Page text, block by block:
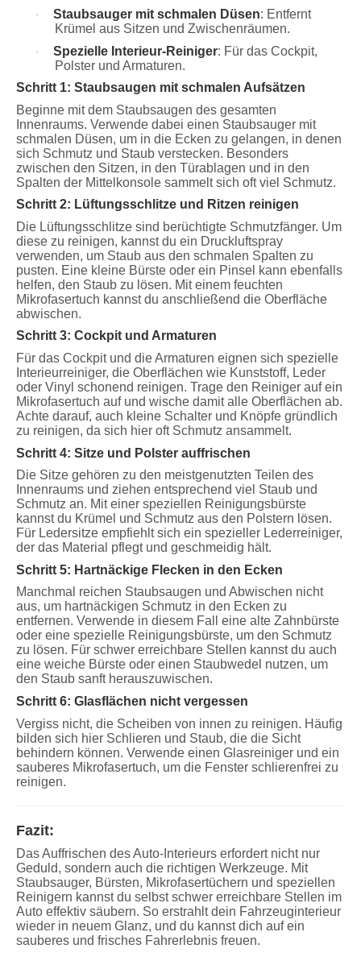
· Staubsauger mit schmalen Düsen: Entfernt
Krümel aus Sitzen und Zwischenräumen.
· Spezielle Interieur-Reiniger: Für das Cockpit,
Polster und Armaturen.
Schritt 1: Staubsaugen mit schmalen Aufsätzen
Beginne mit dem Staubsaugen des gesamten
Innenraums. Verwende dabei einen Staubsauger mit
schmalen Düsen, um in die Ecken zu gelangen, in denen
sich Schmutz und Staub verstecken. Besonders
zwischen den Sitzen, in den Türablagen und in den
Spalten der Mittelkonsole sammelt sich oft viel Schmutz.
Schritt 2: Lüftungsschlitze und Ritzen reinigen
Die Lüftungsschlitze sind berüchtigte Schmutzfänger. Um
diese zu reinigen, kannst du ein Druckluftspray
verwenden, um Staub aus den schmalen Spalten zu
pusten. Eine kleine Bürste oder ein Pinsel kann ebenfalls
helfen, den Staub zu lösen. Mit einem feuchten
Mikrofasertuch kannst du anschließend die Oberfläche
abwischen.
Schritt 3: Cockpit und Armaturen
Für das Cockpit und die Armaturen eignen sich spezielle
Interieurreiniger, die Oberflächen wie Kunststoff, Leder
oder Vinyl schonend reinigen. Trage den Reiniger auf ein
Mikrofasertuch auf und wische damit alle Oberflächen ab.
Achte darauf, auch kleine Schalter und Knöpfe gründlich
zu reinigen, da sich hier oft Schmutz ansammelt.
Schritt 4: Sitze und Polster auffrischen
Die Sitze gehören zu den meistgenutzten Teilen des
Innenraums und ziehen entsprechend viel Staub und
Schmutz an. Mit einer speziellen Reinigungsbürste
kannst du Krümel und Schmutz aus den Polstern lösen.
Für Ledersitze empfiehlt sich ein spezieller Lederreiniger,
der das Material pflegt und geschmeidig hält.
Schritt 5: Hartnäckige Flecken in den Ecken
Manchmal reichen Staubsaugen und Abwischen nicht
aus, um hartnäckigen Schmutz in den Ecken zu
entfernen. Verwende in diesem Fall eine alte Zahnbürste
oder eine spezielle Reinigungsbürste, um den Schmutz
zu lösen. Für schwer erreichbare Stellen kannst du auch
eine weiche Bürste oder einen Staubwedel nutzen, um
den Staub sanft herauszuwischen.
Schritt 6: Glasflächen nicht vergessen
Vergiss nicht, die Scheiben von innen zu reinigen. Häufig
bilden sich hier Schlieren und Staub, die die Sicht
behindern können. Verwende einen Glasreiniger und ein
sauberes Mikrofasertuch, um die Fenster schlierenfrei zu
reinigen.
Fazit:
Das Auffrischen des Auto-Interieurs erfordert nicht nur
Geduld, sondern auch die richtigen Werkzeuge. Mit
Staubsauger, Bürsten, Mikrofasertüchern und speziellen
Reinigern kannst du selbst schwer erreichbare Stellen im
Auto effektiv säubern. So erstrahlt dein Fahrzeuginterieur
wieder in neuem Glanz, und du kannst dich auf ein
sauberes und frisches Fahrerlebnis freuen.